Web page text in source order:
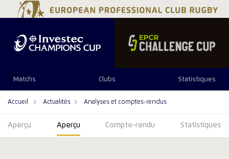
Matchs Clubs Statistiques
Accueil Actualités Analyses et comptes-rendus
Aperçu Aperçu Compte-rendu Statistiques